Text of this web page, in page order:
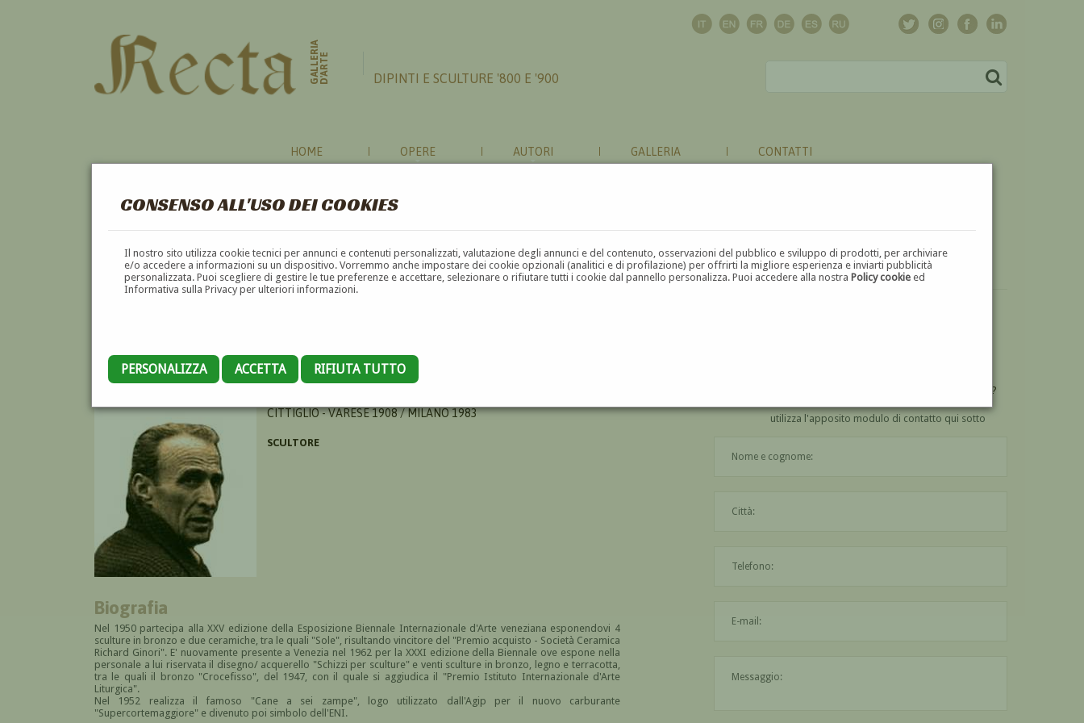
CONSENSO ALL'USO DEI COOKIES
Il nostro sito utilizza cookie tecnici per annunci e contenuti personalizzati, valutazione degli annunci e del contenuto, osservazioni del pubblico e sviluppo di prodotti, per archiviare
e/o accedere a informazioni su un dispositivo. Vorremmo anche impostare dei cookie opzionali (analitici e di profilazione) per offrirti la migliore esperienza e inviarti pubblicità
personalizzata. Puoi scegliere di gestire le tue preferenze e accettare, selezionare o rifiutare tutti i cookie dal pannello personalizza. Puoi accedere alla nostraPolicy cookie ed
Informativa sulla Privacy per ulteriori informazioni.
PERSONALIZZA ACCETTA RIFIUTA TUTTO
GALLERIAD'ARTE DIPINTI E SCULTURE '800 E '900
HOME OPERE AUTORI GALLERIA CONTATTI
LUIGI BROGGINI
CITTIGLIO - VARESE 1908 / MILANO 1983
SCULTORE
Biografia
Nel 1950 partecipa alla XXV edizione della Esposizione Biennale Internazionale d'Arte veneziana esponendovi 4
sculture in bronzo e due ceramiche, tra le quali "Sole", risultando vincitore del "Premio acquisto - Società Ceramica
Richard Ginori". E' nuovamente presente a Venezia nel 1962 per la XXXI edizione della Biennale ove espone nella
personale a lui riservata il disegno/ acquerello "Schizzi per sculture" e venti sculture in bronzo, legno e terracotta,
tra le quali il bronzo "Crocefisso", del 1947, con il quale si aggiudica il "Premio Istituto Internazionale d'Arte
Liturgica".
Nel 1952 realizza il famoso "Cane a sei zampe", logo utilizzato dall'Agip per il nuovo carburante
"Supercortemaggiore" e divenuto poi simbolo dell'ENI.
UN'OPERA DI LUIGI BROGGINI?
utilizza l'apposito modulo di contatto qui sotto